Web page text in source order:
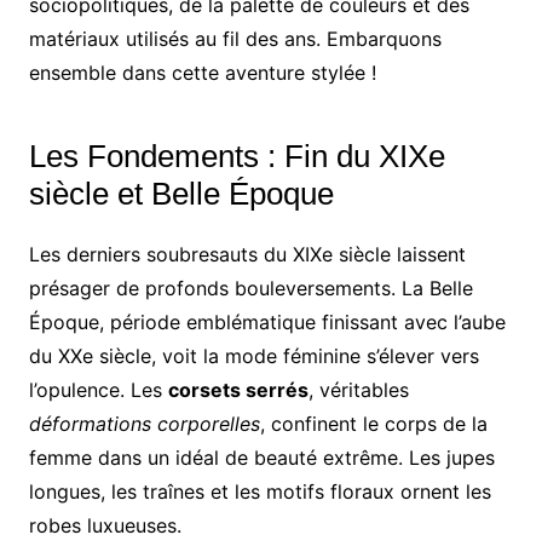
matériaux utilisés au fil des ans. Embarquons
ensemble dans cette aventure stylée !
Les Fondements : Fin du XIXe
siècle et Belle Époque
Les derniers soubresauts du XIXe siècle laissent
présager de profonds bouleversements. La Belle
Époque, période emblématique finissant avec l’aube
du XXe siècle, voit la mode féminine s’élever vers
l’opulence. Les corsets serrés, véritables
déformations corporelles, confinent le corps de la
femme dans un idéal de beauté extrême. Les jupes
longues, les traînes et les motifs floraux ornent les
robes luxueuses.